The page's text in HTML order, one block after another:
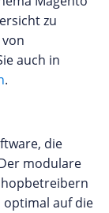
zu
auch in
.
die
modulare
optimal auf die